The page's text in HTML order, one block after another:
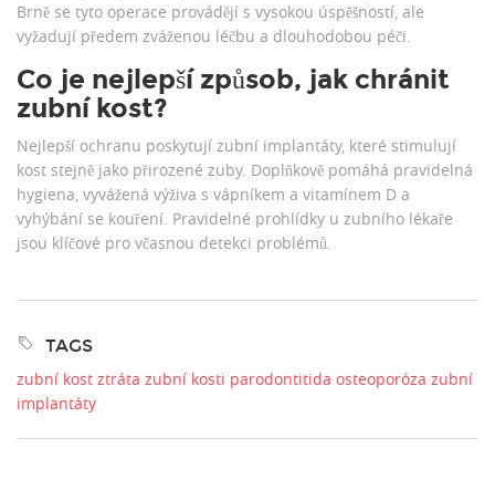
Brně se tyto operace provádějí s vysokou úspěšností, ale
vyžadují předem zváženou léčbu a dlouhodobou péči.
Co je nejlepší způsob, jak chránit
zubní kost?
Nejlepší ochranu poskytují zubní implantáty, které stimulují
kost stejně jako přirozené zuby. Doplňkově pomáhá pravidelná
hygiena, vyvážená výživa s vápníkem a vitamínem D a
vyhýbání se kouření. Pravidelné prohlídky u zubního lékaře
jsou klíčové pro včasnou detekci problémů.
TAGS
zubní kost ztráta zubní kosti parodontitida osteoporóza zubní
implantáty